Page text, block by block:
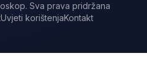
. Sva prava pridržana
Uvjeti korištenjaKontakt